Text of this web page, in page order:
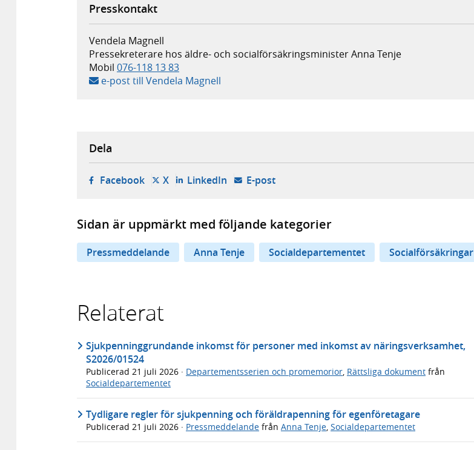
Presskontakt
Vendela Magnell
Pressekreterare hos äldre- och socialförsäkringsminister Anna Tenje
Mobil 076-118 13 83
e-post till Vendela Magnell
Dela
Facebook- öppnas i ny flik, extern webbplats,
X- öppnas i ny flik, extern webbplats,
LinkedIn- öppnas i ny flik, extern webbplats,
E-post- öppnar din e-postklient,
Sidan är uppmärkt med följande kategorier
Pressmeddelande Anna Tenje Socialdepartementet Socialförsäkringar
Relaterat
Sjukpenninggrundande inkomst för personer med inkomst av näringsverksamhet,
S2026/01524
Publicerad 21 juli 2026 · Departementsserien och promemorior Rättsliga dokument från
Socialdepartementet
Tydligare regler för sjukpenning och föräldrapenning för egenföretagare
Publicerad 21 juli 2026 · Pressmeddelande från Anna Tenje, Socialdepartementet